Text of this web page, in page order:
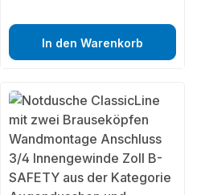
In den Warenkorb